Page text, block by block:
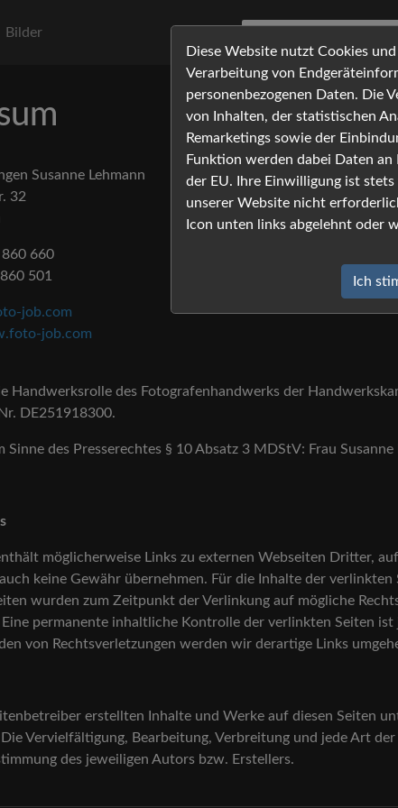
Bilder
Susanne Lehmann
32
660
501
job.com
job.com
Handwerksrolle des Fotografenhandwerks der
DE251918300.
des Presserechtes § 10 Absatz 3 MDStV: Frau
möglicherweise Links zu externen Webseiten Dritter,
keine Gewähr übernehmen. Für die Inhalte der
wurden zum Zeitpunkt der Verlinkung auf mögliche
permanente inhaltliche Kontrolle der verlinkten Seiten
von Rechtsverletzungen werden wir derartige Links
erstellten Inhalte und Werke auf diesen Seiten
Vervielfältigung, Bearbeitung, Verbreitung und jede Art
des jeweiligen Autors bzw. Erstellers.
Diese Website nutzt Cookies
Verarbeitung von
personenbezogenen Daten. Die
von Inhalten, der statistischen
Remarketings sowie der
Funktion werden dabei Daten
der EU. Ihre Einwilligung ist
unserer Website nicht
Icon unten links abgelehnt oder
Ich